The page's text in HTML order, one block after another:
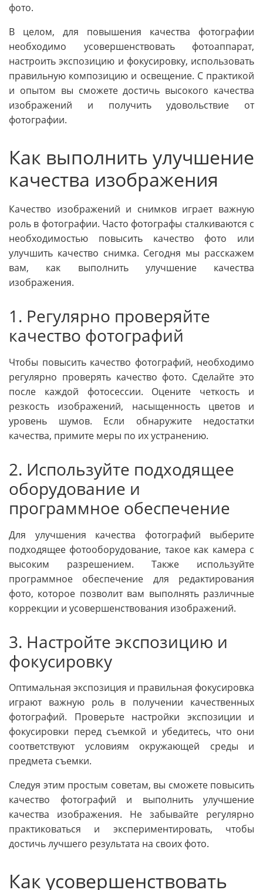
фото.
В целом, для повышения качества фотографии
необходимо усовершенствовать фотоаппарат,
настроить экспозицию и фокусировку, использовать
правильную композицию и освещение. С практикой
и опытом вы сможете достичь высокого качества
изображений и получить удовольствие от
фотографии.
Как выполнить улучшение
качества изображения
Качество изображений и снимков играет важную
роль в фотографии. Часто фотографы сталкиваются с
необходимостью повысить качество фото или
улучшить качество снимка. Сегодня мы расскажем
вам, как выполнить улучшение качества
изображения.
1. Регулярно проверяйте
качество фотографий
Чтобы повысить качество фотографий, необходимо
регулярно проверять качество фото. Сделайте это
после каждой фотосессии. Оцените четкость и
резкость изображений, насыщенность цветов и
уровень шумов. Если обнаружите недостатки
качества, примите меры по их устранению.
2. Используйте подходящее
оборудование и
программное обеспечение
Для улучшения качества фотографий выберите
подходящее фотооборудование, такое как камера с
высоким разрешением. Также используйте
программное обеспечение для редактирования
фото, которое позволит вам выполнять различные
коррекции и усовершенствования изображений.
3. Настройте экспозицию и
фокусировку
Оптимальная экспозиция и правильная фокусировка
играют важную роль в получении качественных
фотографий. Проверьте настройки экспозиции и
фокусировки перед съемкой и убедитесь, что они
соответствуют условиям окружающей среды и
предмета съемки.
Следуя этим простым советам, вы сможете повысить
качество фотографий и выполнить улучшение
качества изображения. Не забывайте регулярно
практиковаться и экспериментировать, чтобы
достичь лучшего результата на своих фото.
Как усовершенствовать